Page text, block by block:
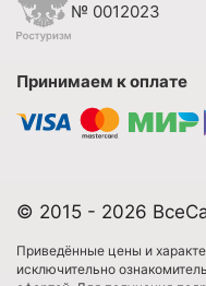
№ 0012023
Принимаем к оплате
© 2015 - 2026
Приведённые цены и
исключительно